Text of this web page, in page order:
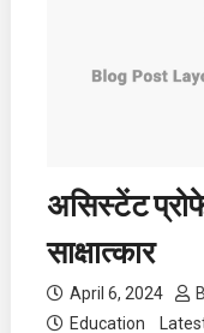
असिस्टेंट
साक्षात्कार
April 6, 2024
Education